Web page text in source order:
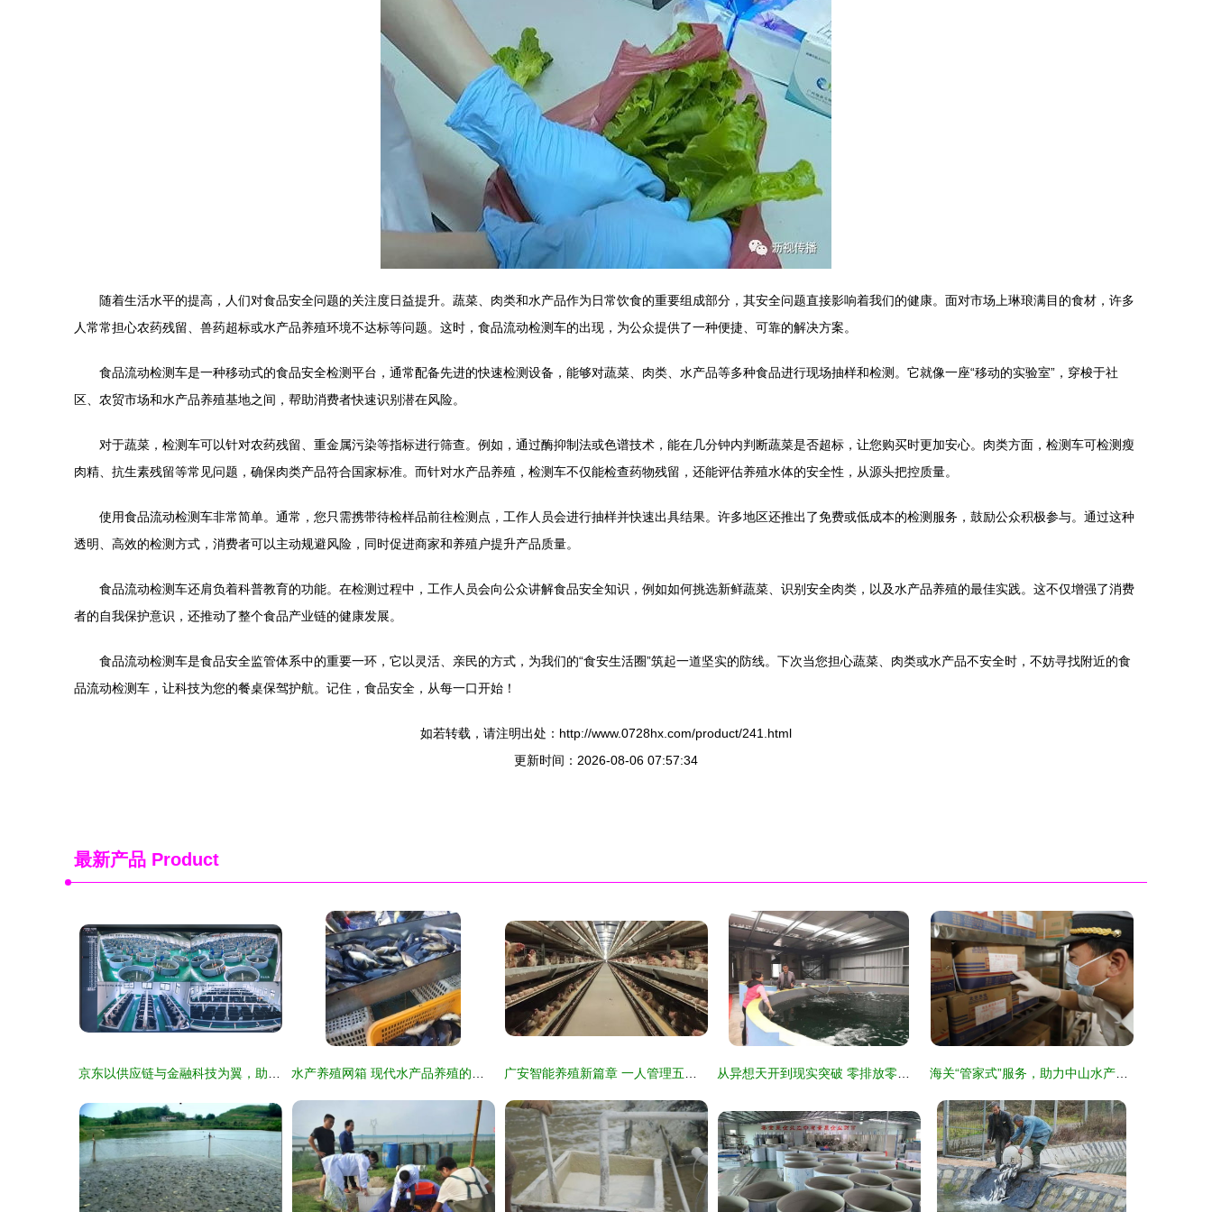
随着生活水平的提高，人们对食品安全问题的关注度日益提升。蔬菜、肉类和水产品作为日常饮食的重要组成部分，其安全问题直接影响着我们的健康。面对市场上琳琅满目的食材，许多
人常常担心农药残留、兽药超标或水产品养殖环境不达标等问题。这时，食品流动检测车的出现，为公众提供了一种便捷、可靠的解决方案。
食品流动检测车是一种移动式的食品安全检测平台，通常配备先进的快速检测设备，能够对蔬菜、肉类、水产品等多种食品进行现场抽样和检测。它就像一座“移动的实验室”，穿梭于社
区、农贸市场和水产品养殖基地之间，帮助消费者快速识别潜在风险。
对于蔬菜，检测车可以针对农药残留、重金属污染等指标进行筛查。例如，通过酶抑制法或色谱技术，能在几分钟内判断蔬菜是否超标，让您购买时更加安心。肉类方面，检测车可检测瘦
肉精、抗生素残留等常见问题，确保肉类产品符合国家标准。而针对水产品养殖，检测车不仅能检查药物残留，还能评估养殖水体的安全性，从源头把控质量。
使用食品流动检测车非常简单。通常，您只需携带待检样品前往检测点，工作人员会进行抽样并快速出具结果。许多地区还推出了免费或低成本的检测服务，鼓励公众积极参与。通过这种
透明、高效的检测方式，消费者可以主动规避风险，同时促进商家和养殖户提升产品质量。
食品流动检测车还肩负着科普教育的功能。在检测过程中，工作人员会向公众讲解食品安全知识，例如如何挑选新鲜蔬菜、识别安全肉类，以及水产品养殖的最佳实践。这不仅增强了消费
者的自我保护意识，还推动了整个食品产业链的健康发展。
食品流动检测车是食品安全监管体系中的重要一环，它以灵活、亲民的方式，为我们的“食安生活圈”筑起一道坚实的防线。下次当您担心蔬菜、肉类或水产品不安全时，不妨寻找附近的食
品流动检测车，让科技为您的餐桌保驾护航。记住，食品安全，从每一口开始！
如若转载，请注明出处：http://www.0728hx.com/product/241.html
更新时间：2026-08-06 07:57:34
最新产品 Product